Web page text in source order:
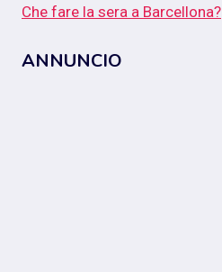
Che fare la sera a Barcellona?
ANNUNCIO